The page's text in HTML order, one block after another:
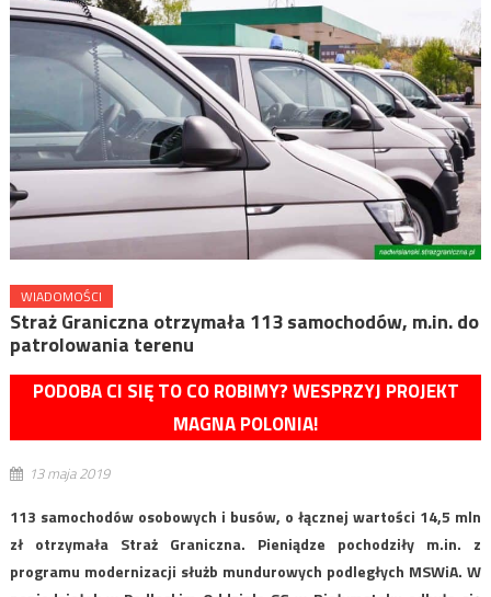
WIADOMOŚCI
Straż Graniczna otrzymała 113 samochodów, m.in. do
patrolowania terenu
PODOBA CI SIĘ TO CO ROBIMY? WESPRZYJ PROJEKT
MAGNA POLONIA!
13 maja 2019
113 samochodów osobowych i busów, o łącznej wartości 14,5 mln
zł otrzymała Straż Graniczna. Pieniądze pochodziły m.in. z
programu modernizacji służb mundurowych podległych MSWiA. W